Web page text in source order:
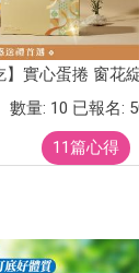
】實心蛋捲 窗花
數量: 10 已報名:
11篇心得